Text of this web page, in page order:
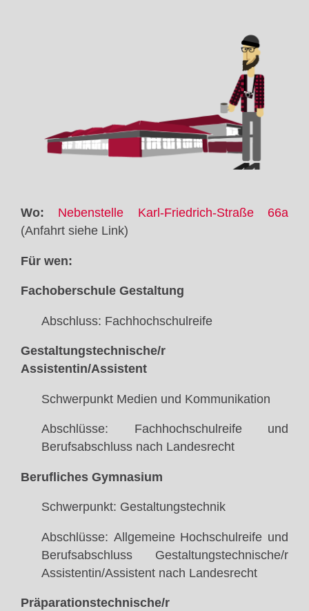
Wo:
Nebenstelle Karl-Friedrich-Straße 66a
(Anfahrt siehe Link)
Für wen:
Fachoberschule Gestaltung
Abschluss: Fachhochschulreife
Gestaltungstechnische/r
Assistentin/Assistent
Schwerpunkt Medien und Kommunikation
Abschlüsse: Fachhochschulreife und
Berufsabschluss nach Landesrecht
Berufliches Gymnasium
Schwerpunkt: Gestaltungstechnik
Abschlüsse: Allgemeine Hochschulreife und
Berufsabschluss Gestaltungstechnische/r
Assistentin/Assistent nach Landesrecht
Präparationstechnische/r